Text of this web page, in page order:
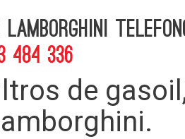
Lamborghini
484 336
de